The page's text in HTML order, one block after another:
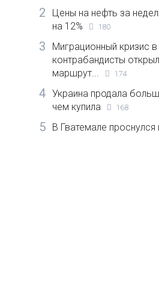
2
Цены на нефть за
на 12%
180
3
Миграционный кризис в
контрабандисты
маршрут...
174
4
Украина продала
чем купила
168
5 В Гватемале